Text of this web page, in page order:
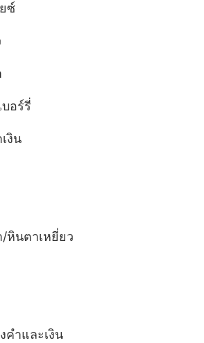
ซ์
อร์รี่
งิน
หินตาเหยี่ยว
ำและเงิน